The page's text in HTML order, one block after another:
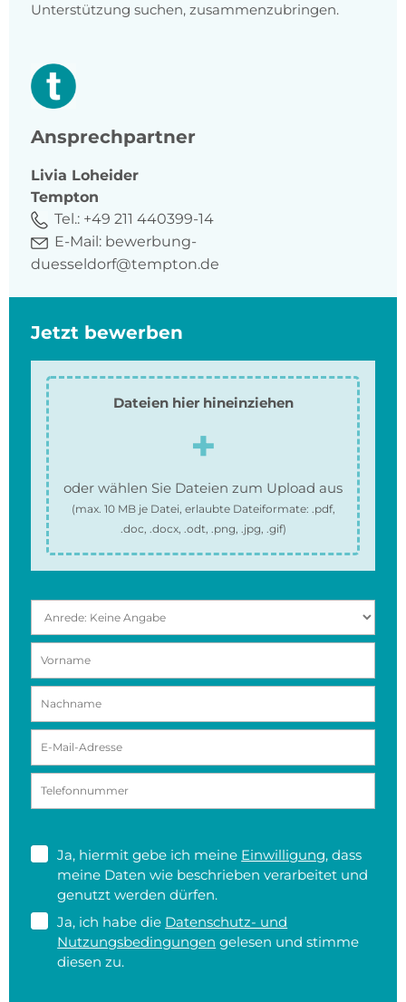
Unterstützung suchen, zusammenzubringen.
Ansprechpartner
Livia Loheider
Tempton
Tel.: +49 211 440399-14
E-Mail: bewerbung-
duesseldorf@tempton.de
Jetzt bewerben
Dateien hier hineinziehen
oder wählen Sie Dateien zum Upload aus
(max. 10 MBje Datei, erlaubte Dateiformate: .pdf,
.doc, .docx, .odt, .png, .jpg, .gif)
Ja, hiermit gebe ich meine Einwilligung, dass
meine Daten wie beschrieben verarbeitet und
genutzt werden dürfen.
Ja, ich habe die Datenschutz- und
Nutzungsbedingungen gelesen und stimme
diesen zu.